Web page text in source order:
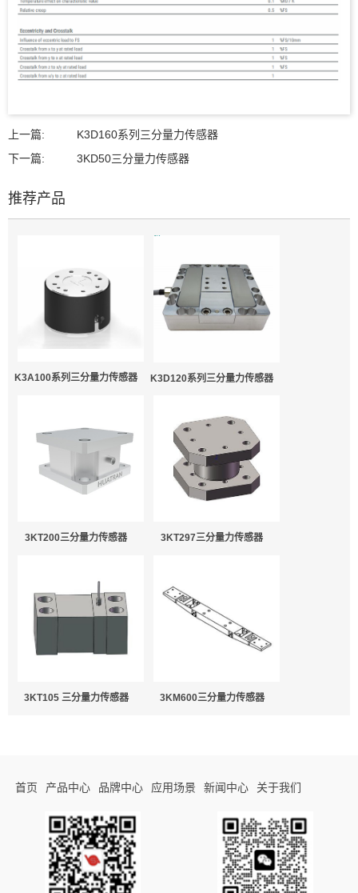
上一篇:
K3D160系列三分量力传感器
下一篇:
3KD50三分量力传感器
推荐产品
K3A100系列三分量力传感器 K3D120系列三分量力传感器
3KT200三分量力传感器 3KT297三分量力传感器
3KT105 三分量力传感器 3KM600三分量力传感器
首页 产品中心 品牌中心 应用场景 新闻中心 关于我们